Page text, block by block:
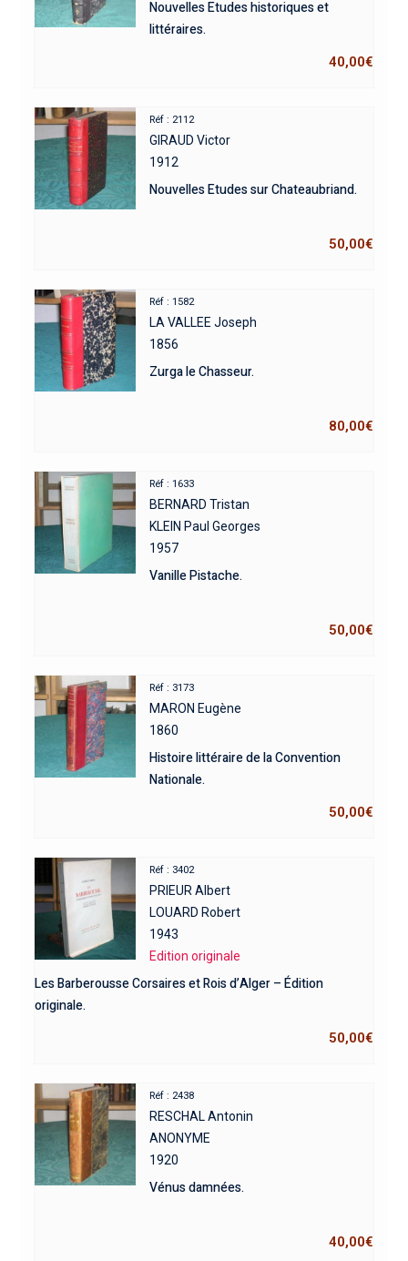
Nouvelles Etudes historiques et
littéraires.
40,00€
Réf : 2112
GIRAUD Victor
1912
Nouvelles Etudes sur Chateaubriand.
50,00€
Réf : 1582
LA VALLEE Joseph
1856
Zurga le Chasseur.
80,00€
Réf : 1633
BERNARD Tristan
KLEIN Paul Georges
1957
Vanille Pistache.
50,00€
Réf : 3173
MARON Eugène
1860
Histoire littéraire de la Convention
Nationale.
50,00€
Réf : 3402
PRIEUR Albert
LOUARD Robert
1943
Edition originale
Les Barberousse Corsaires et Rois d’Alger – Édition
originale.
50,00€
Réf : 2438
RESCHAL Antonin
ANONYME
1920
Vénus damnées.
40,00€